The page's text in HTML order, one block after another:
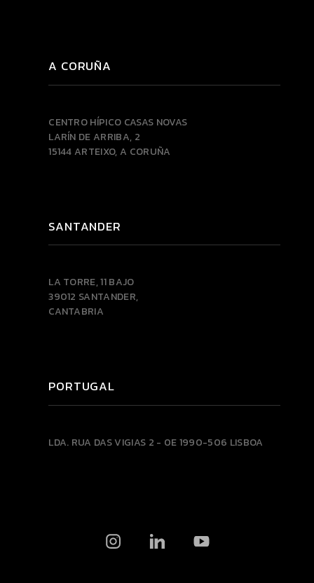
A CORUÑA
CENTRO HÍPICO CASAS NOVAS
LARÍN DE ARRIBA, 2
15144 ARTEIXO, A CORUÑA
SANTANDER
LA TORRE, 11 BAJO
39012 SANTANDER,
CANTABRIA
PORTUGAL
LDA. RUA DAS VIGIAS 2 - 0E1990-506 LISBOA